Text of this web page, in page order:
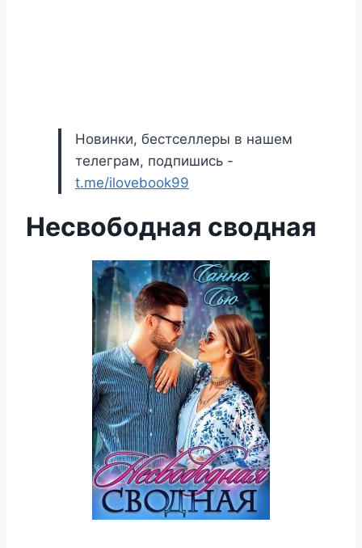
Новинки, бестселлеры в нашем
телеграм, подпишись -
t.me/ilovebook99
Несвободная сводная